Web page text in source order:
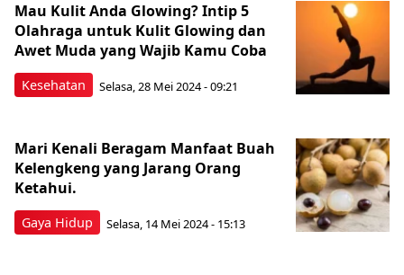
Kesehatan
Mau Kulit Anda Glowing? Intip 5
Olahraga untuk Kulit Glowing dan
Awet Muda yang Wajib Kamu Coba
Selasa, 28 Mei 2024 - 09:21
Gaya Hidup
Mari Kenali Beragam Manfaat Buah
Kelengkeng yang Jarang Orang
Ketahui.
Selasa, 14 Mei 2024 - 15:13